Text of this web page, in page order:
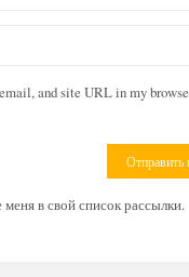
and site URL in my
меня в свой список рассылки.